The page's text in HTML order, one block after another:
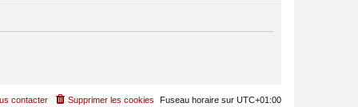
Fuseau horaire sur UTC+01:00
Supprimer les cookies
contacter